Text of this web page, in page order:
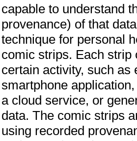
capable to understand
provenance) of that
technique for personal
comic strips. Each strip
certain activity, such as
smartphone
a cloud service, or
data. The comic strips
using recorded